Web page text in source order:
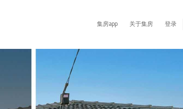
集房app 关于集房 登录